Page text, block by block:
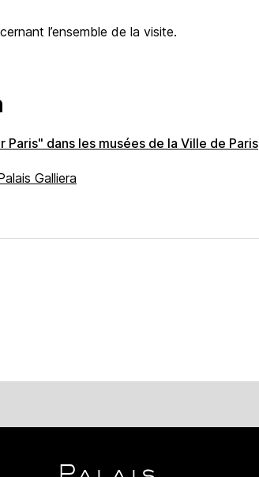
l’ensemble de la visite.
Paris" dans les musées de la Ville de Paris
Galliera
demarche-qualite